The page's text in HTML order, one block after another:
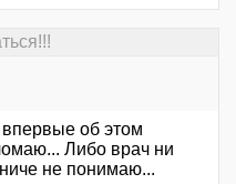
об этом
Либо врач ни
не понимаю...